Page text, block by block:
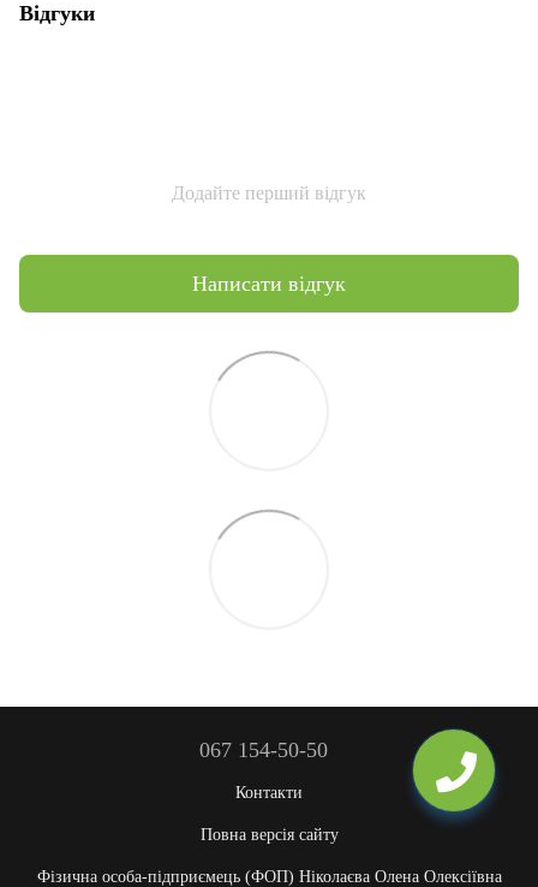
Відгуки
Додайте перший відгук
Написати відгук
067 154-50-50
Контакти
Повна версія сайту
Фізична особа-підприємець (ФОП) Ніколаєва Олена Олексіївна